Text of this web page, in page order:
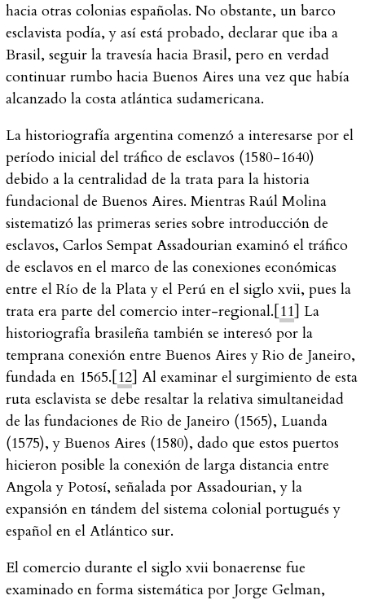
hacia otras colonias españolas. No obstante, un barco
esclavista podía, y así está probado, declarar que iba a
Brasil, seguir la travesía hacia Brasil, pero en verdad
continuar rumbo hacia Buenos Aires una vez que había
alcanzado la costa atlántica sudamericana.
La historiografía argentina comenzó a interesarse por el
período inicial del tráfico de esclavos (1580-1640)
debido a la centralidad de la trata para la historia
fundacional de Buenos Aires. Mientras Raúl Molina
sistematizó las primeras series sobre introducción de
esclavos, Carlos Sempat Assadourian examinó el tráfico
de esclavos en el marco de las conexiones económicas
entre el Río de la Plata y el Perú en el siglo xvii, pues la
trata era parte del comercio inter-regional.[11] La
historiografía brasileña también se interesó por la
temprana conexión entre Buenos Aires y Rio de Janeiro,
fundada en 1565.[12] Al examinar el surgimiento de esta
ruta esclavista se debe resaltar la relativa simultaneidad
de las fundaciones de Rio de Janeiro (1565), Luanda
(1575), y Buenos Aires (1580), dado que estos puertos
hicieron posible la conexión de larga distancia entre
Angola y Potosí, señalada por Assadourian, y la
expansión en tándem del sistema colonial portugués y
español en el Atlántico sur.
El comercio durante el siglo xvii bonaerense fue
examinado en forma sistemática por Jorge Gelman,